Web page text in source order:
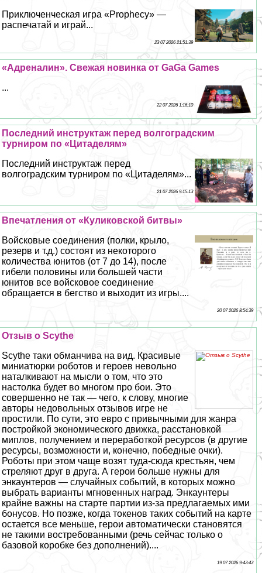
Приключенческая игра «Prophecy» —
распечатай и играй...
23 07 2026 21:51:39
«Адреналин». Свежая новинка от GaGa Games
...
22 07 2026 1:16:10
Последний инструктаж перед волгоградским
турниром по «Цитаделям»
Последний инструктаж перед
волгоградским турниром по «Цитаделям»...
21 07 2026 9:15:13
Впечатления от «Куликовской битвы»
Войсковые соединения (полки, крыло,
резерв и т.д.) состоят из некоторого
количества юнитов (от 7 до 14), после
гибели половины или большей части
юнитов все войсковое соединение
обращается в бегство и выходит из игры....
20 07 2026 8:54:39
Отзыв о Scythe
Scythe таки обманчива на вид. Красивые
миниатюрки роботов и героев невольно
наталкивают на мысли о том, что это
настолка будет во многом про бои. Это
совершенно не так — чего, к слову, многие
авторы недовольных отзывов игре не
простили. По сути, это евро с привычными для жанра
постройкой экономического движка, расстановкой
миплов, получением и переработкой ресурсов (в другие
ресурсы, возможности и, конечно, победные очки).
Роботы при этом чаще возят туда-сюда крестьян, чем
стреляют друг в друга. А герои больше нужны для
энкаунтеров — случайных событий, в которых можно
выбрать варианты мгновенных наград. Энкаунтеры
крайне важны на старте партии из-за предлагаемых ими
бонусов. Но позже, когда токенов таких событий на карте
остается все меньше, герои автоматически становятся
не такими востребованными (речь сейчас только о
базовой коробке без дополнений)....
19 07 2026 9:43:43